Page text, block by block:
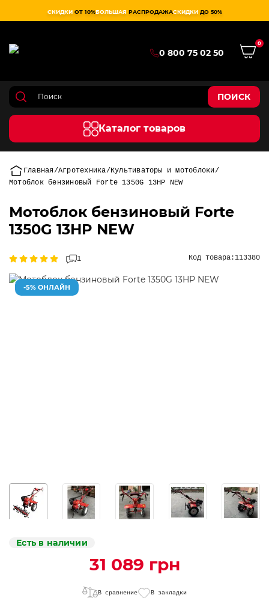
СКИДКИ ОТ 10%БОЛЬШАЯ РАСПРОДАЖАСКИДКИ ДО 50%
0 800 75 02 50
0
ПОИСК
Каталог товаров
Главная Агротехника Культиваторы и мотоблоки
Мотоблок бензиновый Forte 1350G 13HP NEW
Мотоблок бензиновый Forte
1350G 13HP NEW
1 Код товара:113380
-5% ОНЛАЙН
Есть в наличии
31 089 грн
В сравнение В закладки